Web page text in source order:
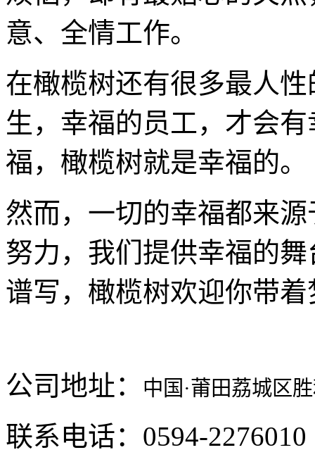
意、全情工作。
在橄榄树还有很多最人
生，幸福的员工，才会
福，橄榄树就是幸福的。
然而，一切的幸福都来
努力，我们提供幸福的
谱写，橄榄树欢迎你带
公司地址： 中国 ·莆田荔城区
联系电话：0594-2276010